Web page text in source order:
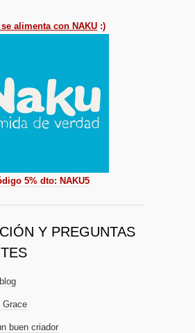
alimenta con NAKU :)
5% dto: NAKU5
Y PREGUNTAS
Grace
buen criador